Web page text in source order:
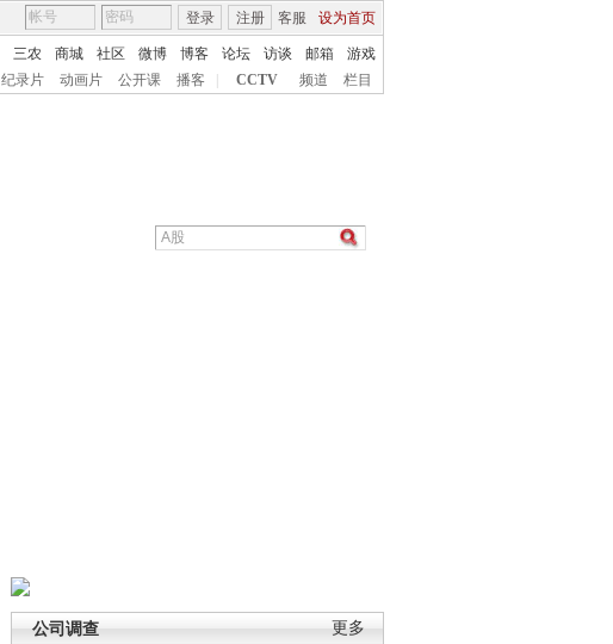
客服 设为首页
登录 注册
三农 商城 社区 微博 博客 论坛 访谈 邮箱
游戏
纪录片 动画片 公开课 播客 CCTV 频道 栏目
更多
公司调查